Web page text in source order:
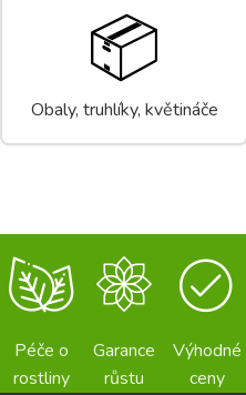
📦
Obaly, truhlíky, květináče
Péče o
rostliny
Garance
růstu
Výhodné
ceny